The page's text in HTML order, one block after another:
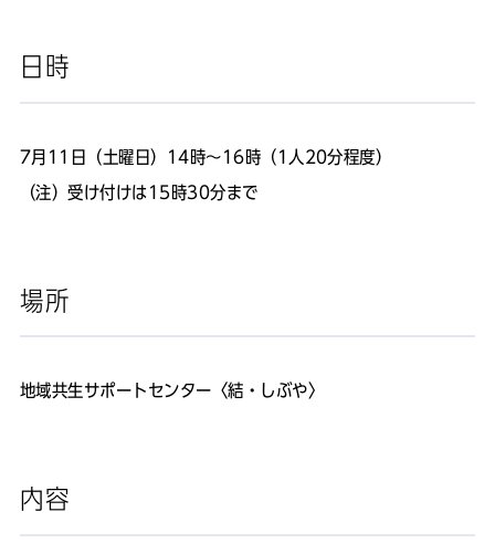
日時
7月11日（土曜日）14時～16時（1人20分程度）
（注）受け付けは15時30分まで
場所
地域共生サポートセンター〈結・しぶや〉
内容